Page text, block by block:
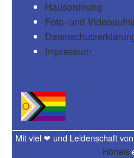
Hausordnung
Foto- und
Impressum
Mit viel ❤ und Leidenschaft von
Hörteis